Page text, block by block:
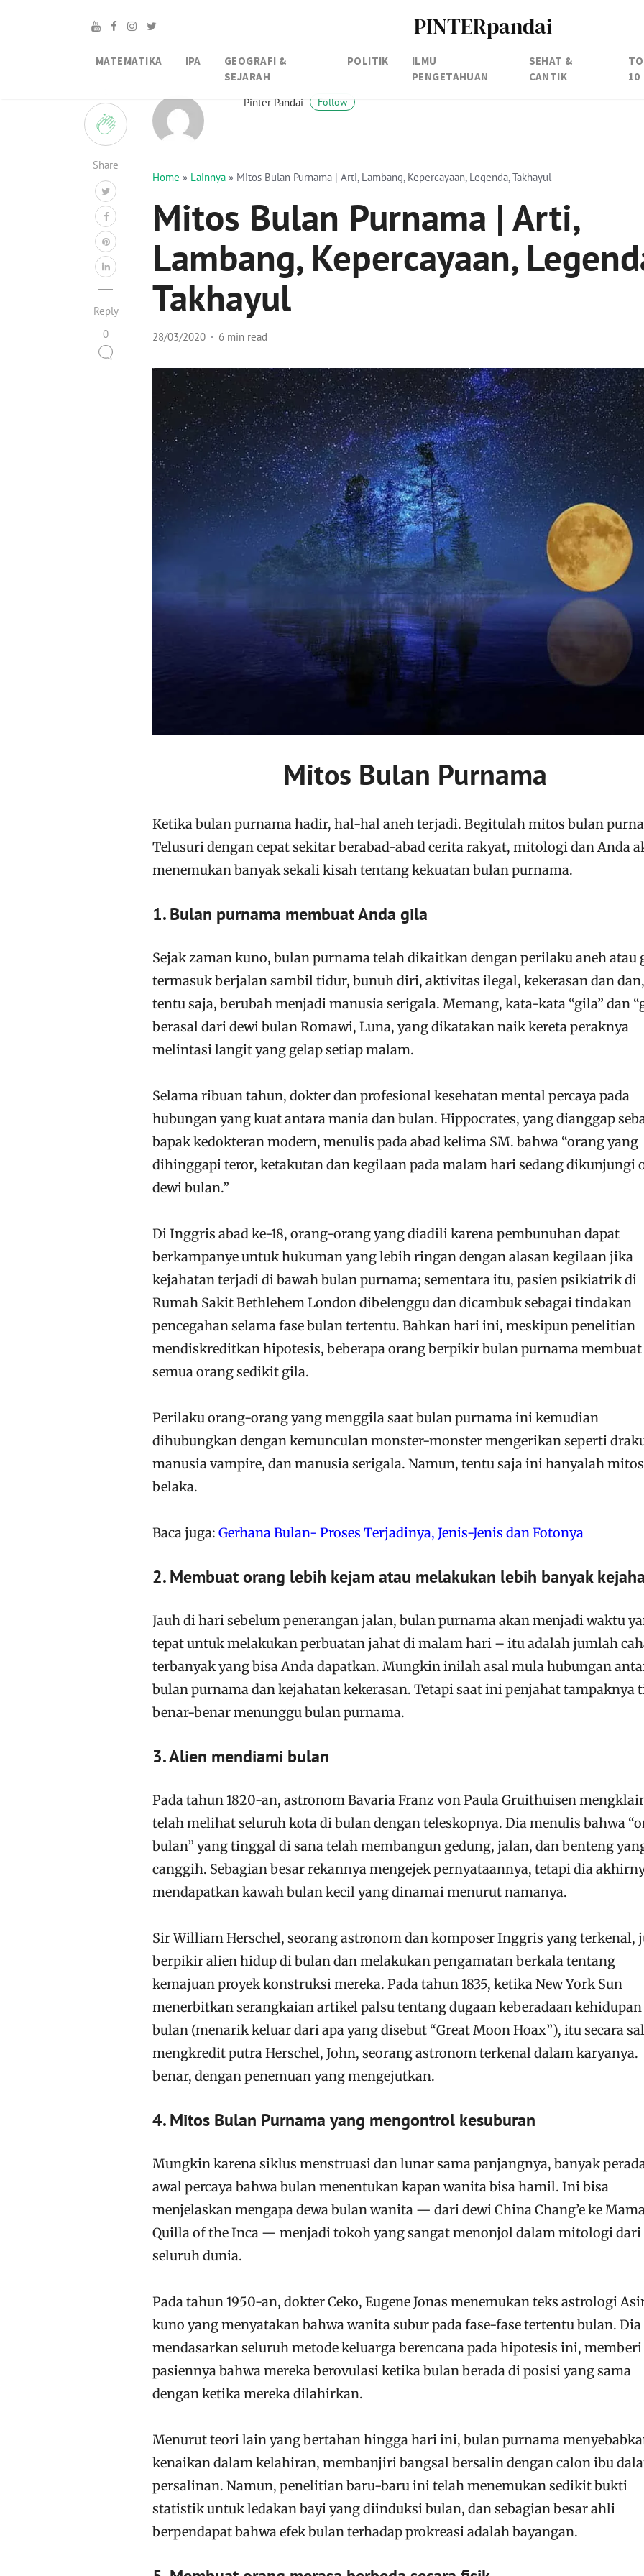
PINTERpandai
MATEMATIKA IPA
GEOGRAFI &
SEJARAH
POLITIK
ILMU
PENGETAHUAN
SEHAT &
CANTIK
10
Share
Reply
0
Pinter Pandai Follow
Home » Lainnya » Mitos Bulan Purnama | Arti, Lambang, Kepercayaan, Legenda, Takhayul
Mitos Bulan Purnama | Arti,
Lambang, Kepercayaan,
Takhayul
28/03/2020 6 min read
Mitos Bulan Purnama
Ketika bulan purnama hadir, hal-hal aneh terjadi. Begitulah mitos bulan
Telusuri dengan cepat sekitar berabad-abad cerita rakyat, mitologi dan Anda
menemukan banyak sekali kisah tentang kekuatan bulan purnama.
1. Bulan purnama membuat Anda gila
Sejak zaman kuno, bulan purnama telah dikaitkan dengan perilaku aneh atau
termasuk berjalan sambil tidur, bunuh diri, aktivitas ilegal, kekerasan dan dan,
tentu saja, berubah menjadi manusia serigala. Memang, kata-kata “gila” dan
berasal dari dewi bulan Romawi, Luna, yang dikatakan naik kereta peraknya
melintasi langit yang gelap setiap malam.
Selama ribuan tahun, dokter dan profesional kesehatan mental percaya pada
hubungan yang kuat antara mania dan bulan. Hippocrates, yang dianggap
bapak kedokteran modern, menulis pada abad kelima SM. bahwa “orang yang
dihinggapi teror, ketakutan dan kegilaan pada malam hari sedang dikunjungi
dewi bulan.”
Di Inggris abad ke-18, orang-orang yang diadili karena pembunuhan dapat
berkampanye untuk hukuman yang lebih ringan dengan alasan kegilaan jika
kejahatan terjadi di bawah bulan purnama; sementara itu, pasien psikiatrik di
Rumah Sakit Bethlehem London dibelenggu dan dicambuk sebagai tindakan
pencegahan selama fase bulan tertentu. Bahkan hari ini, meskipun penelitian
mendiskreditkan hipotesis, beberapa orang berpikir bulan purnama membuat
semua orang sedikit gila.
Perilaku orang-orang yang menggila saat bulan purnama ini kemudian
dihubungkan dengan kemunculan monster-monster mengerikan seperti
manusia vampire, dan manusia serigala. Namun, tentu saja ini hanyalah mitos
belaka.
Baca juga: Gerhana Bulan- Proses Terjadinya, Jenis-Jenis dan Fotonya
2. Membuat orang lebih kejam atau melakukan lebih banyak
Jauh di hari sebelum penerangan jalan, bulan purnama akan menjadi waktu
tepat untuk melakukan perbuatan jahat di malam hari – itu adalah jumlah
terbanyak yang bisa Anda dapatkan. Mungkin inilah asal mula hubungan
bulan purnama dan kejahatan kekerasan. Tetapi saat ini penjahat tampaknya
benar-benar menunggu bulan purnama.
3. Alien mendiami bulan
Pada tahun 1820-an, astronom Bavaria Franz von Paula Gruithuisen
telah melihat seluruh kota di bulan dengan teleskopnya. Dia menulis bahwa
bulan” yang tinggal di sana telah membangun gedung, jalan, dan benteng
canggih. Sebagian besar rekannya mengejek pernyataannya, tetapi dia
mendapatkan kawah bulan kecil yang dinamai menurut namanya.
Sir William Herschel, seorang astronom dan komposer Inggris yang terkenal,
berpikir alien hidup di bulan dan melakukan pengamatan berkala tentang
kemajuan proyek konstruksi mereka. Pada tahun 1835, ketika New York Sun
menerbitkan serangkaian artikel palsu tentang dugaan keberadaan
bulan (menarik keluar dari apa yang disebut “Great Moon Hoax”), itu secara
mengkredit putra Herschel, John, seorang astronom terkenal dalam karyanya.
benar, dengan penemuan yang mengejutkan.
4. Mitos Bulan Purnama yang mengontrol kesuburan
Mungkin karena siklus menstruasi dan lunar sama panjangnya, banyak
awal percaya bahwa bulan menentukan kapan wanita bisa hamil. Ini bisa
menjelaskan mengapa dewa bulan wanita — dari dewi China Chang’e ke
Quilla of the Inca — menjadi tokoh yang sangat menonjol dalam mitologi dari
seluruh dunia.
Pada tahun 1950-an, dokter Ceko, Eugene Jonas menemukan teks astrologi
kuno yang menyatakan bahwa wanita subur pada fase-fase tertentu bulan. Dia
mendasarkan seluruh metode keluarga berencana pada hipotesis ini,
pasiennya bahwa mereka berovulasi ketika bulan berada di posisi yang sama
dengan ketika mereka dilahirkan.
Menurut teori lain yang bertahan hingga hari ini, bulan purnama
kenaikan dalam kelahiran, membanjiri bangsal bersalin dengan calon ibu
persalinan. Namun, penelitian baru-baru ini telah menemukan sedikit bukti
statistik untuk ledakan bayi yang diinduksi bulan, dan sebagian besar ahli
berpendapat bahwa efek bulan terhadap prokreasi adalah bayangan.